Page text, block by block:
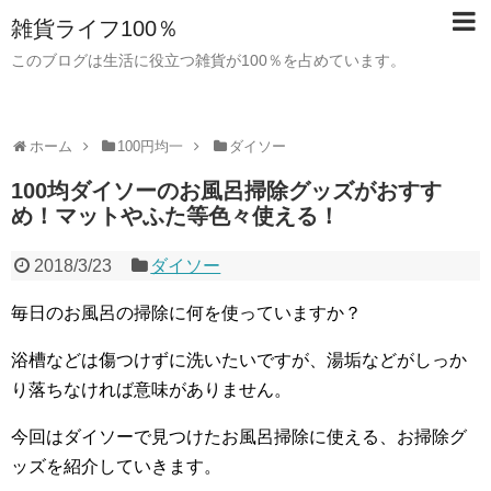
雑貨ライフ100％
このブログは生活に役立つ雑貨が100％を占めています。
ホーム 100円均一 ダイソー
100均ダイソーのお風呂掃除グッズがおすす
め！マットやふた等色々使える！
2018/3/23 ダイソー
毎日のお風呂の掃除に何を使っていますか？
浴槽などは傷つけずに洗いたいですが、湯垢などがしっか
り落ちなければ意味がありません。
今回はダイソーで見つけたお風呂掃除に使える、お掃除グ
ッズを紹介していきます。